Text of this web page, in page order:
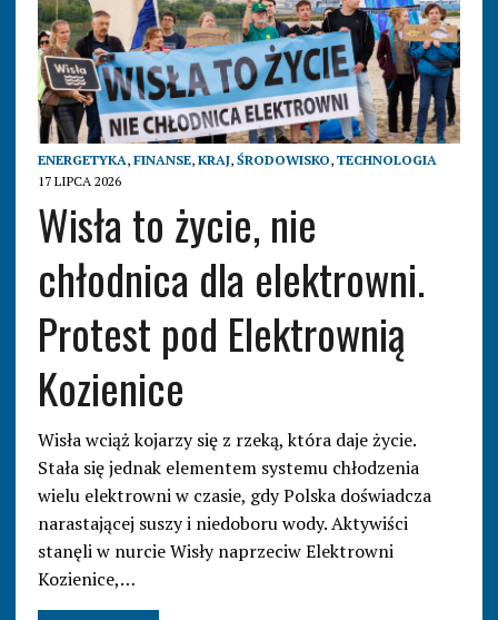
ENERGETYKA, FINANSE, KRAJ, ŚRODOWISKO, TECHNOLOGIA
17 LIPCA 2026
Wisła to życie, nie
chłodnica dla elektrowni.
Protest pod Elektrownią
Kozienice
Wisła wciąż kojarzy się z rzeką, która daje życie.
Stała się jednak elementem systemu chłodzenia
wielu elektrowni w czasie, gdy Polska doświadcza
narastającej suszy i niedoboru wody. Aktywiści
stanęli w nurcie Wisły naprzeciw Elektrowni
Kozienice,…